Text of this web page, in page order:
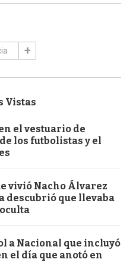
Vistas
el vestuario de
los futbolistas y el
vivió Nacho Álvarez
descubrió que llevaba
a Nacional que incluyó
el día que anotó en